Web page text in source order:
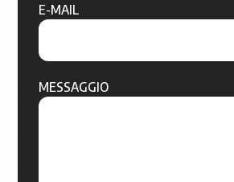
E-MAIL
MESSAGGIO